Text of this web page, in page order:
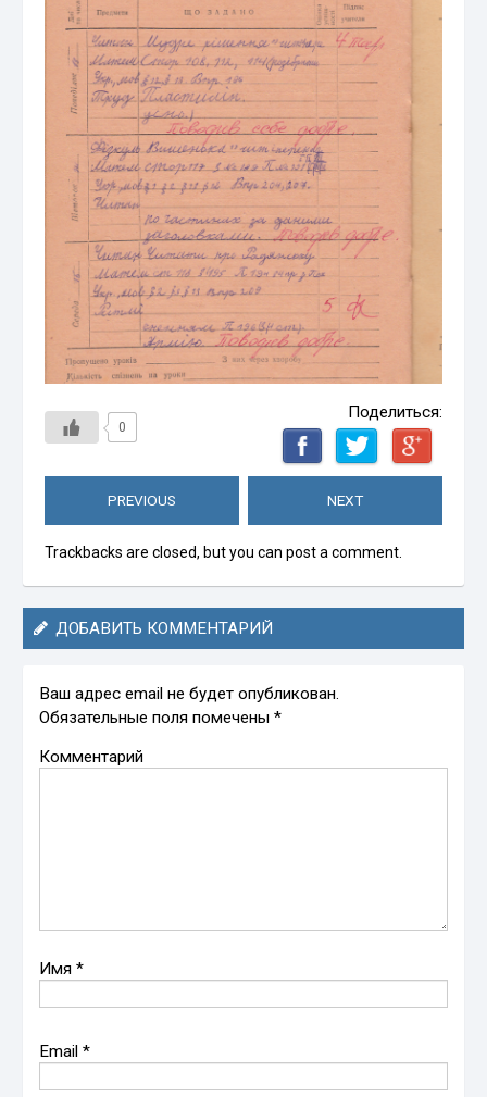
Поделиться:
0
PREVIOUS NEXT
Trackbacks are closed, but you canpost a comment
ДОБАВИТЬ КОММЕНТАРИЙ
Ваш адрес email не будет опубликован.
Обязательные поля помечены*
Комментарий
Имя*
Email*